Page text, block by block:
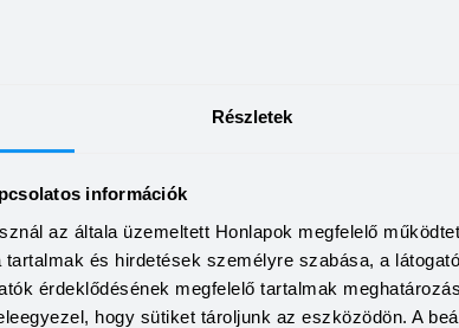
Részletek
információk
az általa üzemeltett Honlapok megfelelő
és hirdetések személyre szabása, a
érdeklődésének megfelelő tartalmak
hogy sütiket tároljunk az eszközödön. A
HITELÖSSZEG
10,00 - 19,80%
KAMAT
9,39 - 17,99%